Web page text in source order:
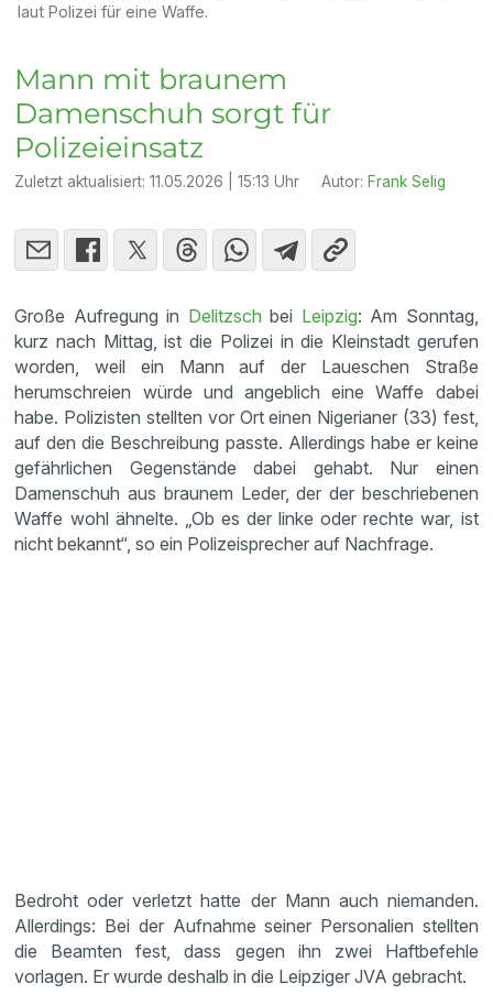
laut Polizei für eine Waffe.
Mann mit braunem
Damenschuh sorgt für
Polizeieinsatz
Zuletzt aktualisiert:11.05.2026 | 15:13 Uhr Autor: Frank Selig
Große Aufregung in Delitzsch bei Leipzig: Am Sonntag,
kurz nach Mittag, ist die Polizei in die Kleinstadt gerufen
worden, weil ein Mann auf der Laueschen Straße
herumschreien würde und angeblich eine Waffe dabei
habe. Polizisten stellten vor Ort einen Nigerianer (33) fest,
auf den die Beschreibung passte. Allerdings habe er keine
gefährlichen Gegenstände dabei gehabt. Nur einen
Damenschuh aus braunem Leder, der der beschriebenen
Waffe wohl ähnelte. „Ob es der linke oder rechte war, ist
nicht bekannt“, so ein Polizeisprecher auf Nachfrage.
Bedroht oder verletzt hatte der Mann auch niemanden.
Allerdings: Bei der Aufnahme seiner Personalien stellten
die Beamten fest, dass gegen ihn zwei Haftbefehle
vorlagen. Er wurde deshalb in die Leipziger JVA gebracht.